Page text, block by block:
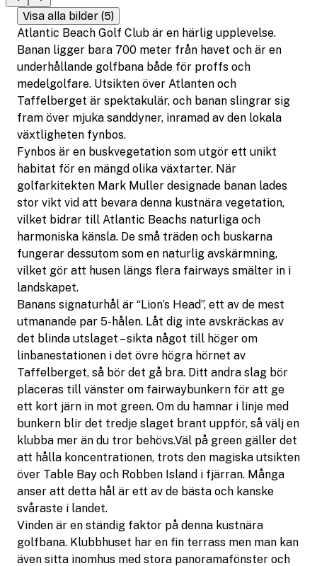
Visa alla bilder (5)
Atlantic Beach Golf Club är en härlig upplevelse.
Banan ligger bara 700 meter från havet och är en
underhållande golfbana både för proffs och
medelgolfare. Utsikten över Atlanten och
Taffelberget är spektakulär, och banan slingrar sig
fram över mjuka sanddyner, inramad av den lokala
växtligheten fynbos.
Fynbos är en buskvegetation som utgör ett unikt
habitat för en mängd olika växtarter. När
golfarkitekten Mark Muller designade banan lades
stor vikt vid att bevara denna kustnära vegetation,
vilket bidrar till Atlantic Beachs naturliga och
harmoniska känsla. De små träden och buskarna
fungerar dessutom som en naturlig avskärmning,
vilket gör att husen längs flera fairways smälter in i
landskapet.
Banans signaturhål är “Lion’s Head”, ett av de mest
utmanande par 5-hålen. Låt dig inte avskräckas av
det blinda utslaget – sikta något till höger om
linbanestationen i det övre högra hörnet av
Taffelberget, så bör det gå bra. Ditt andra slag bör
placeras till vänster om fairwaybunkern för att ge
ett kort järn in mot green. Om du hamnar i linje med
bunkern blir det tredje slaget brant uppför, så välj en
klubba mer än du tror behövs.Väl på green gäller det
att hålla koncentrationen, trots den magiska utsikten
över Table Bay och Robben Island i fjärran. Många
anser att detta hål är ett av de bästa och kanske
svåraste i landet.
Vinden är en ständig faktor på denna kustnära
golfbana. Klubbhuset har en fin terrass men man kan
även sitta inomhus med stora panoramafönster och